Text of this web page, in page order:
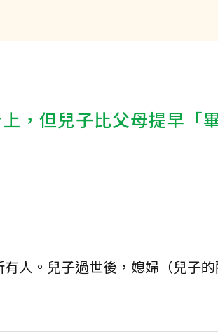
，但兒子比父母提早「
人。兒子過世後，媳婦（兒子